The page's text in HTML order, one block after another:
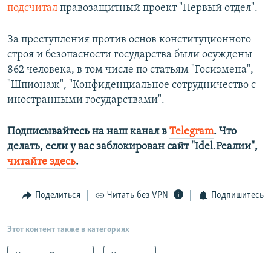
подсчитал правозащитный проект "Первый отдел".
За преступления против основ конституционного
строя и безопасности государства были осуждены
862 человека, в том числе по статьям "Госизмена",
"Шпионаж", "Конфиденциальное сотрудничество с
иностранными государствами".
Подписывайтесь на наш канал в Telegram. Что
делать, если у вас заблокирован сайт "Idel.Реалии",
читайте здесь.
Поделиться Читать без VPN Подпишитесь
Этот контент также в категориях